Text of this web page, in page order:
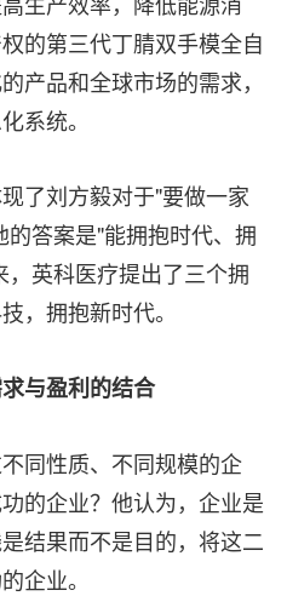
的第三代丁腈双手模全自
产品和全球市场的需求，
系统。
了刘方毅对于"要做一家
答案是"能拥抱时代、拥
英科医疗提出了三个拥
，拥抱新时代。
与盈利的结合
同性质、不同规模的企
的企业？他认为，企业是
结果而不是目的，将这二
企业。